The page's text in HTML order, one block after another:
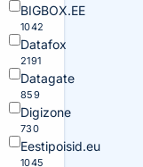
BIGBOX.EE
1042
Datafox
2191
Datagate
859
Digizone
730
Eestipoisid.eu
1045